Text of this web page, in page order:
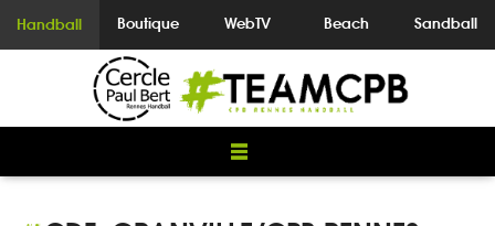
Handball Boutique WebTV Beach Sandball